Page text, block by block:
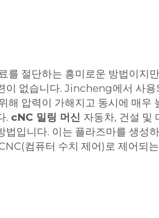
를 절단하는 흥미로운 방법이지
이 없습니다. Jincheng에서 사용
해 압력이 가해지고 동시에 매우
. cNC 밀링 머신 자동차, 건설 및
법입니다. 이는 플라즈마를 생성
컴퓨터 수치 제어)로 제어되